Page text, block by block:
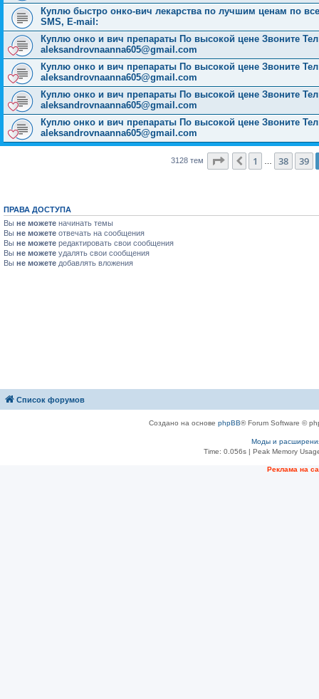
Куплю быстро онко-вич лекарства по лучшим ценам по
SMS, E-mail:
Куплю онко и вич препараты По высокой цене Звоните
aleksandrovnaanna605@gmail.com
Куплю онко и вич препараты По высокой цене Звоните
aleksandrovnaanna605@gmail.com
Куплю онко и вич препараты По высокой цене Звоните
aleksandrovnaanna605@gmail.com
Куплю онко и вич препараты По высокой цене Звоните
aleksandrovnaanna605@gmail.com
3128 тем Страница 40из 126
Пред.
1 38 39
ПРАВА ДОСТУПА
Вы не можете начинать темы
Вы не можете отвечать на сообщения
Вы не можете редактировать свои сообщения
Вы не можете удалять свои сообщения
Вы не можете добавлять вложения
Список форумов
Создано на основе phpBB® Forum Software ©
Моды и
Time: 0.056s| Peak Memory
Рeклама на